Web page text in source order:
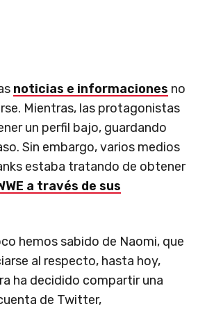
noticias e informaciones no
Mientras, las protagonistas
un perfil bajo, guardando
Sin embargo, varios medios
estaba tratando de obtener
a través de sus
hemos sabido de Naomi, que
al respecto, hasta hoy,
ha decidido compartir una
de Twitter,